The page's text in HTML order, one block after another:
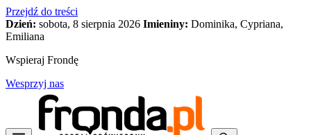
Przejdź do treści
Dzień: sobota, 8 sierpnia 2026 Imieniny: Dominika, Cypriana,
Emiliana
Wspieraj Frondę
Wesprzyj nas